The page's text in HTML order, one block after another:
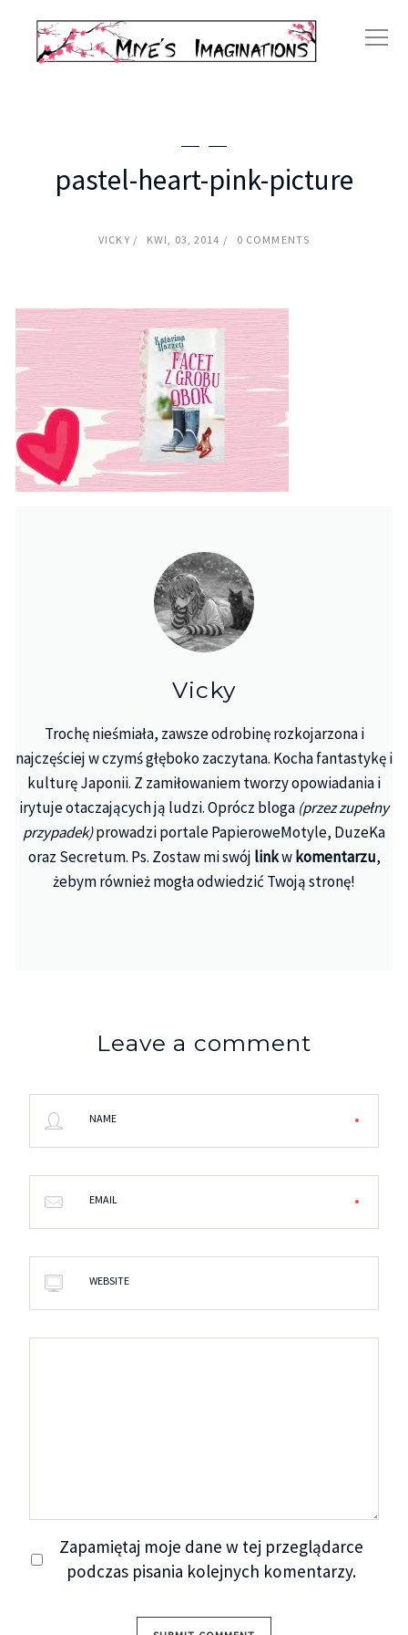
pastel-heart-pink-picture
VICKY KWI, 03, 2014 0 COMMENTS
Vicky
Trochę nieśmiała, zawsze odrobinę rozkojarzona i
najczęściej w czymś głęboko zaczytana. Kocha fantastykę i
kulturę Japonii. Z zamiłowaniem tworzy opowiadania i
irytuje otaczających ją ludzi. Oprócz bloga (przez zupełny
przypadek)prowadzi portale PapieroweMotyle, DuzeKa
oraz Secretum. Ps. Zostaw mi swój linkwkomentarzu,
żebym również mogła odwiedzić Twoją stronę!
Leave a comment
NAME
EMAIL
WEBSITE
Zapamiętaj moje dane w tej przeglądarce
podczas pisania kolejnych komentarzy.